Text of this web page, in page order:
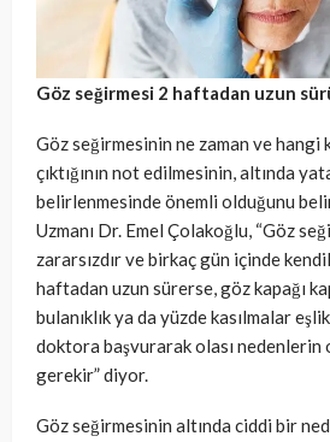
Göz seğirmesi 2 haftadan uzun
Göz seğirmesinin ne zaman ve
çıktığının not edilmesinin, altında
belirlenmesinde önemli olduğunu
Uzmanı Dr. Emel Çolakoğlu, “Göz
zararsızdır ve birkaç gün içinde
haftadan uzun sürerse, göz kapağı
bulanıklık ya da yüzde kasılmalar
doktora başvurarak olası nedenlerin
gerekir” diyor.
Göz seğirmesinin altında ciddi bir